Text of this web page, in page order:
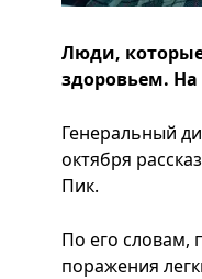
Люди, которые
здоровьем. На
Генеральный
октября
Пик.
По его словам,
поражения